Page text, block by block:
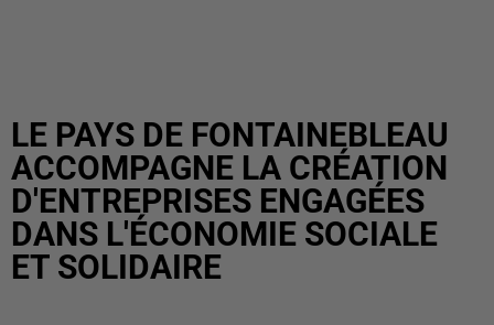
LE PAYS DE FONTAINEBLEAU
ACCOMPAGNE LA CRÉATION
D'ENTREPRISES ENGAGÉES
DANS L'ÉCONOMIE SOCIALE
ET SOLIDAIRE